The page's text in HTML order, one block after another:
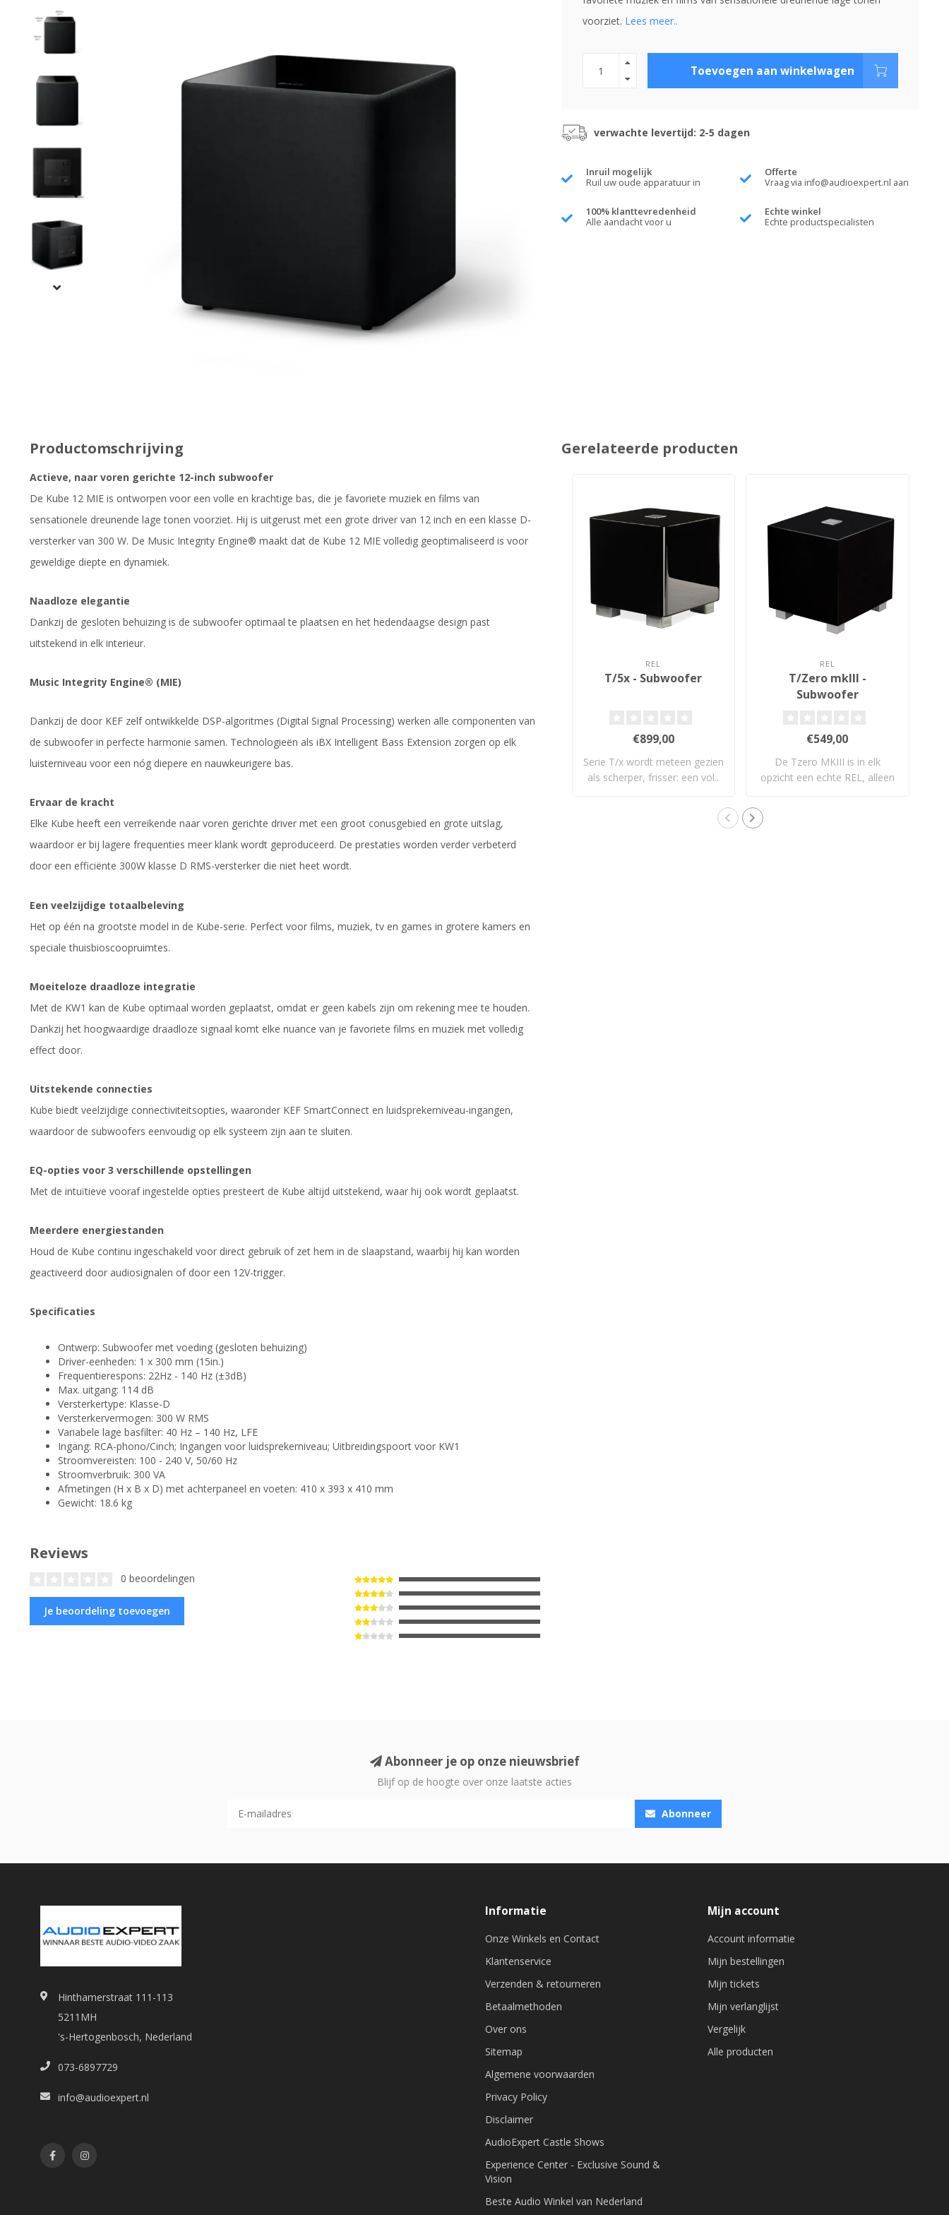
voorziet. Lees meer..
Toevoegen aan winkelwagen
verwachte levertijd: 2-5 dagen
Inruil mogelijk
Ruil uw oude apparatuur in
Offerte
Vraag via info@audioexpert.nl aan
100% klanttevredenheid
Alle aandacht voor u
Echte winkel
Echte productspecialisten
Productomschrijving
Actieve, naar voren gerichte 12-inch subwoofer
De Kube 12 MIE is ontworpen voor een volle en krachtige bas, die je favoriete muziek en films van
sensationele dreunende lage tonen voorziet. Hij is uitgerust met een grote driver van 12 inch en een klasse D-
versterker van 300 W. De Music Integrity Engine® maakt dat de Kube 12 MIE volledig geoptimaliseerd is voor
geweldige diepte en dynamiek.
Naadloze elegantie
Dankzij de gesloten behuizing is de subwoofer optimaal te plaatsen en het hedendaagse design past
uitstekend in elk interieur.
Music Integrity Engine® (MIE)
Dankzij de door KEF zelf ontwikkelde DSP-algoritmes (Digital Signal Processing) werken alle componenten van
de subwoofer in perfecte harmonie samen. Technologieën als iBX Intelligent Bass Extension zorgen op elk
luisterniveau voor een nóg diepere en nauwkeurigere bas.
Ervaar de kracht
Elke Kube heeft een verreikende naar voren gerichte driver met een groot conusgebied en grote uitslag,
waardoor er bij lagere frequenties meer klank wordt geproduceerd. De prestaties worden verder verbeterd
door een efficiënte 300W klasse D RMS-versterker die niet heet wordt.
Een veelzijdige totaalbeleving
Het op één na grootste model in de Kube-serie. Perfect voor films, muziek, tv en games in grotere kamers en
speciale thuisbioscoopruimtes.
Moeiteloze draadloze integratie
Met de KW1 kan de Kube optimaal worden geplaatst, omdat er geen kabels zijn om rekening mee te houden.
Dankzij het hoogwaardige draadloze signaal komt elke nuance van je favoriete films en muziek met volledig
effect door.
Uitstekende connecties
Kube biedt veelzijdige connectiviteitsopties, waaronder KEF SmartConnect en luidsprekerniveau-ingangen,
waardoor de subwoofers eenvoudig op elk systeem zijn aan te sluiten.
EQ-opties voor 3 verschillende opstellingen
Met de intuïtieve vooraf ingestelde opties presteert de Kube altijd uitstekend, waar hij ook wordt geplaatst.
Meerdere energiestanden
Houd de Kube continu ingeschakeld voor direct gebruik of zet hem in de slaapstand, waarbij hij kan worden
geactiveerd door audiosignalen of door een 12V-trigger.
Specificaties
Ontwerp: Subwoofer met voeding (gesloten behuizing)
Driver-eenheden: 1 x 300 mm (15in.)
Frequentierespons: 22Hz - 140 Hz (±3dB)
Max. uitgang: 114 dB
Versterkertype: Klasse-D
Versterkervermogen: 300 W RMS
Variabele lage basfilter: 40 Hz – 140 Hz, LFE
Ingang: RCA-phono/Cinch; Ingangen voor luidsprekerniveau; Uitbreidingspoort voor KW1
Stroomvereisten: 100 - 240 V, 50/60 Hz
Stroomverbruik: 300 VA
Afmetingen (H x B x D) met achterpaneel en voeten: 410 x 393 x 410 mm
Gewicht: 18.6 kg
Reviews
0 beoordelingen
Je beoordeling toevoegen
Gerelateerde producten
REL
T/5x - Subwoofer
€899,00
Serie T/x wordt meteen gezien
als scherper, frisser: een vol..
REL
T/Zero mkIII -
Subwoofer
€549,00
De Tzero MKIII is in elk
opzicht een echte REL, alleen
Abonneer je op onze nieuwsbrief
Blijf op de hoogte over onze laatste acties
Abonneer
Hinthamerstraat 111-113
5211MH
's-Hertogenbosch, Nederland
073-6897729
info@audioexpert.nl
Informatie
Onze Winkels en Contact
Klantenservice
Verzenden & retourneren
Betaalmethoden
Over ons
Sitemap
Algemene voorwaarden
Privacy Policy
Disclaimer
AudioExpert Castle Shows
Experience Center - Exclusive Sound &
Vision
Beste Audio Winkel van Nederland
Mijn account
Account informatie
Mijn bestellingen
Mijn tickets
Mijn verlanglijst
Vergelijk
Alle producten